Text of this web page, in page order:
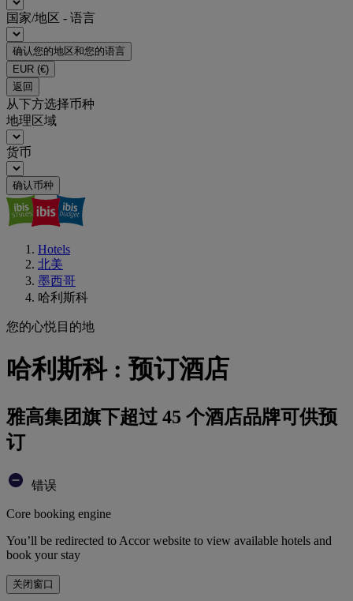
国家/地区 - 语言
确认您的地区和您的语言
EUR (€)
返回
从下方选择币种
地理区域
货币
确认币种
Hotels
北美
墨西哥
哈利斯科
您的心悦目的地
哈利斯科 : 预订酒店
雅高集团旗下超过 45 个酒店品牌可供预
订
错误
Core booking engine
You’ll be redirected to Accor website to view available hotels and
book your stay
关闭窗口